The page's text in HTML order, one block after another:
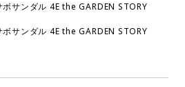
サンダル 4E the GARDEN STORY
サンダル 4E the GARDEN STORY